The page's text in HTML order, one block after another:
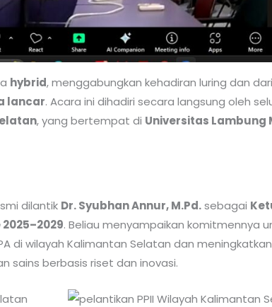
hybrid, menggabungkan kehadiran luring dan
lancar. Acara ini dihadiri secara langsung oleh
, yang bertempat di Universitas Lambung
dilantik Dr. Syubhan Annur, M.Pd.sebagai
. Beliau menyampaikan komitmennya
di wilayah Kalimantan Selatan dan
sains berbasis riset dan inovasi.